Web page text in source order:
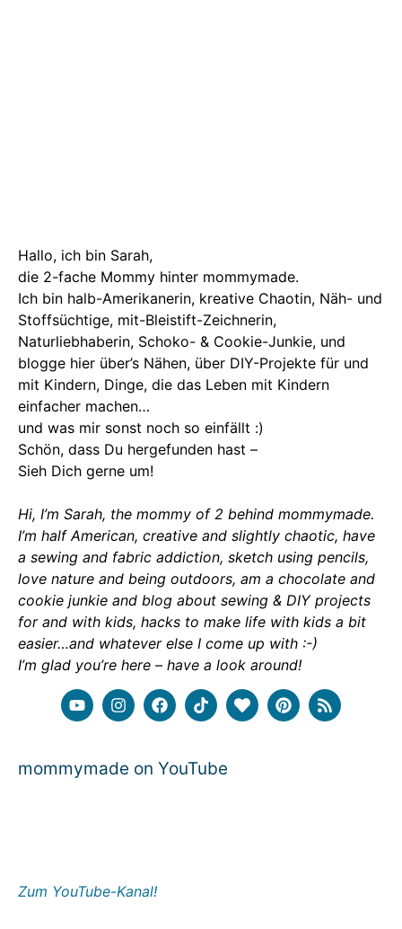
Hallo, ich bin Sarah,
die 2-fache Mommy hinter mommymade.
Ich bin halb-Amerikanerin, kreative Chaotin, Näh- und
Stoffsüchtige, mit-Bleistift-Zeichnerin,
Naturliebhaberin, Schoko- & Cookie-Junkie, und
blogge hier über’s Nähen, über DIY-Projekte für und
mit Kindern, Dinge, die das Leben mit Kindern
einfacher machen…
und was mir sonst noch so einfällt :)
Schön, dass Du hergefunden hast –
Sieh Dich gerne um!
Hi, I’m Sarah, the mommy of 2 behind mommymade.
I’m half American, creative and slightly chaotic, have
a sewing and fabric addiction, sketch using pencils,
love nature and being outdoors, am a chocolate and
cookie junkie and blog about sewing & DIY projects
for and with kids, hacks to make life with kids a bit
easier…and whatever else I come up with :-)
I’m glad you’re here – have a look around!
mommymade on YouTube
Zum YouTube-Kanal!